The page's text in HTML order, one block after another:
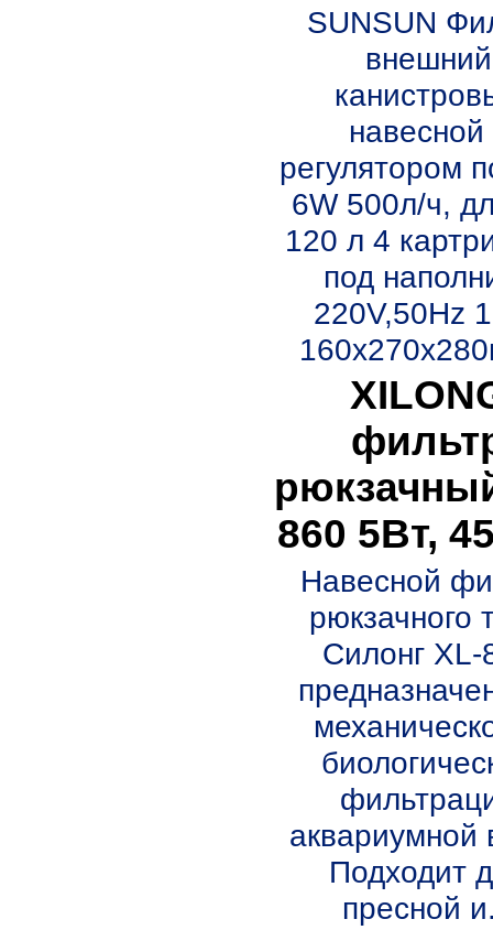
SUNSUN
внешний
навесной
регулятором
6W 500л/ч,
120 л 4
под
220V,50Hz
860 5Вт,
Навесной
рюкзачного
Силонг XL-
аквариумной
Подходит
пресной